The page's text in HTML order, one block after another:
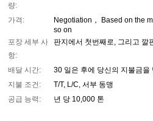
량:
가격:
Negotiation， Based on the
so on
포장 세부 사
항:
판지에서 첫번째로, 그리고 깔
배달 시간:
30 일은 후에 당신의 지불금을
지불 조건:
T/T, L/C, 서부 동맹
공급 능력:
년 당 10,000 톤